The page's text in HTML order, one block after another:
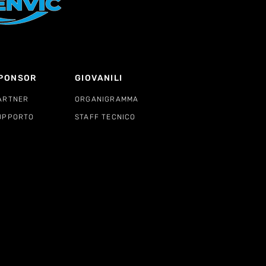
GIOVANILI
ORGANIGRAMMA
STAFF TECNICO